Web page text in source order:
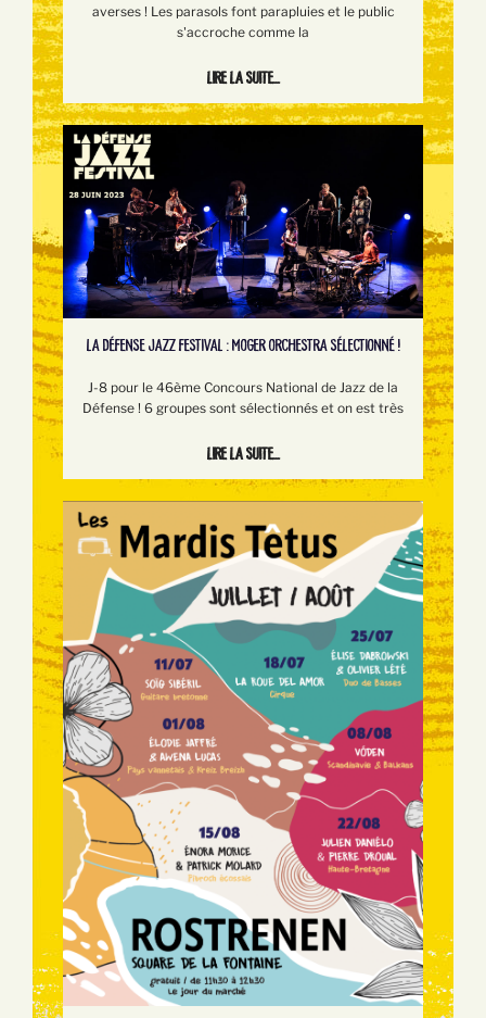
averses ! Les parasols font parapluies et le public
s'accroche comme la
Lire la suite...
LA DÉFENSE JAZZ FESTIVAL : MOGER ORCHESTRA SÉLECTIONNÉ !
J-8 pour le 46ème Concours National de Jazz de la
Défense ! 6 groupes sont sélectionnés et on est très
Lire la suite...